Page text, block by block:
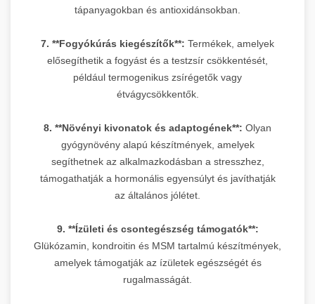
tápanyagokban és antioxidánsokban.
7. **Fogyókúrás kiegészítők**: Termékek, amelyek
elősegíthetik a fogyást és a testzsír csökkentését,
például termogenikus zsírégetők vagy
étvágycsökkentők.
8. **Növényi kivonatok és adaptogének**: Olyan
gyógynövény alapú készítmények, amelyek
segíthetnek az alkalmazkodásban a stresszhez,
támogathatják a hormonális egyensúlyt és javíthatják
az általános jólétet.
9. **Ízületi és csontegészség támogatók**:
Glükózamin, kondroitin és MSM tartalmú készítmények,
amelyek támogatják az ízületek egészségét és
rugalmasságát.